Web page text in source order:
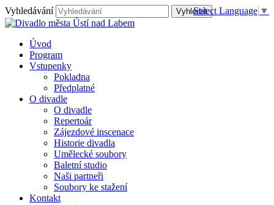
Vyhledávání
Úvod
Program
Vstupenky
Pokladna
Předplatné
O divadle
O divadle
Repertoár
Zájezdové inscenace
Historie divadla
Umělecké soubory
Baletní studio
Naši partneři
Soubory ke stažení
Kontakt
Select Language ▼